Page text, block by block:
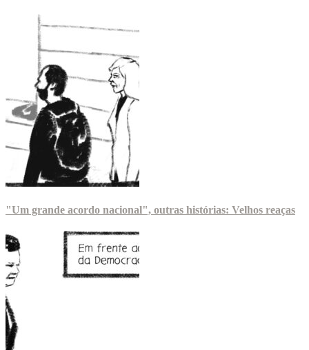
"Um grande acordo nacional", outras histórias: Velhos reaças